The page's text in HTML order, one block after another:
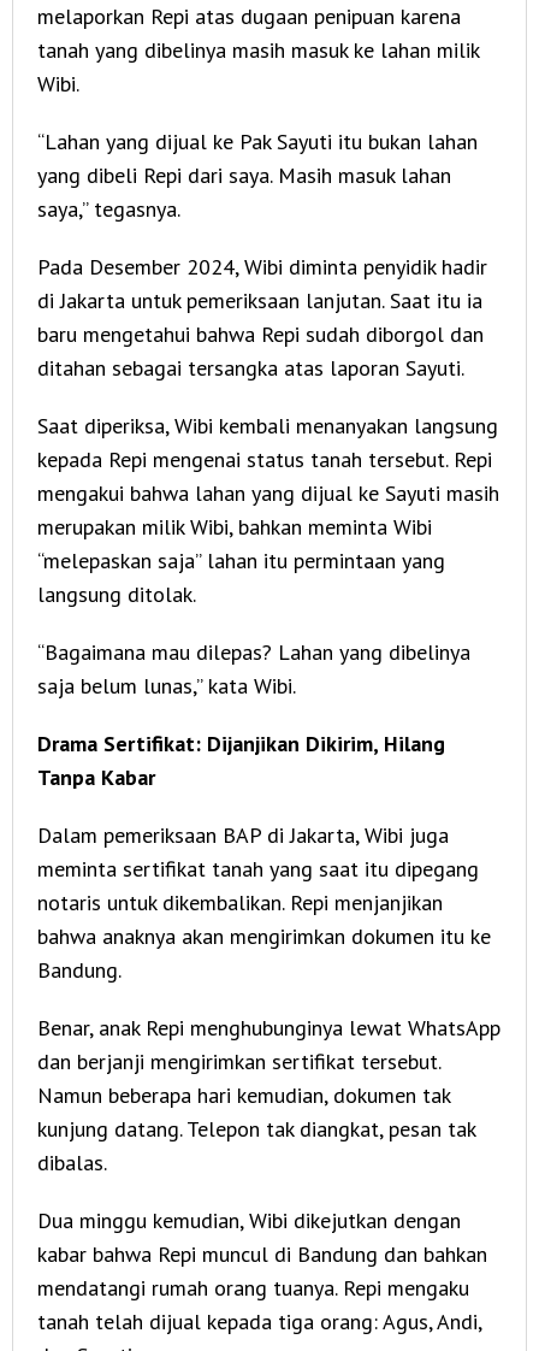
melaporkan Repi atas dugaan penipuan karena
tanah yang dibelinya masih masuk ke lahan milik
Wibi.
“Lahan yang dijual ke Pak Sayuti itu bukan lahan
yang dibeli Repi dari saya. Masih masuk lahan
saya,” tegasnya.
Pada Desember 2024, Wibi diminta penyidik hadir
di Jakarta untuk pemeriksaan lanjutan. Saat itu ia
baru mengetahui bahwa Repi sudah diborgol dan
ditahan sebagai tersangka atas laporan Sayuti.
Saat diperiksa, Wibi kembali menanyakan langsung
kepada Repi mengenai status tanah tersebut. Repi
mengakui bahwa lahan yang dijual ke Sayuti masih
merupakan milik Wibi, bahkan meminta Wibi
“melepaskan saja” lahan itu permintaan yang
langsung ditolak.
“Bagaimana mau dilepas? Lahan yang dibelinya
saja belum lunas,” kata Wibi.
Drama Sertifikat: Dijanjikan Dikirim, Hilang
Tanpa Kabar
Dalam pemeriksaan BAP di Jakarta, Wibi juga
meminta sertifikat tanah yang saat itu dipegang
notaris untuk dikembalikan. Repi menjanjikan
bahwa anaknya akan mengirimkan dokumen itu ke
Bandung.
Benar, anak Repi menghubunginya lewat WhatsApp
dan berjanji mengirimkan sertifikat tersebut.
Namun beberapa hari kemudian, dokumen tak
kunjung datang. Telepon tak diangkat, pesan tak
dibalas.
Dua minggu kemudian, Wibi dikejutkan dengan
kabar bahwa Repi muncul di Bandung dan bahkan
mendatangi rumah orang tuanya. Repi mengaku
tanah telah dijual kepada tiga orang: Agus, Andi,